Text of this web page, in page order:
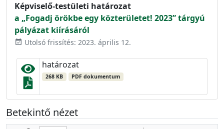
Képviselő-testületi határozat
a „Fogadj örökbe egy közterületet! 2023” tárgyú
pályázat kiírásáról
event_available Utolsó frissítés: 2023. április 12.
határozat
268 KB PDF dokumentum
Betekintő nézet